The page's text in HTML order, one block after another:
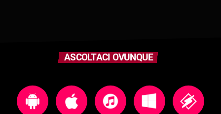
ASCOLTACI OVUNQUE